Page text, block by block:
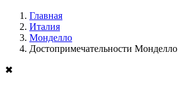
Главная
Италия
Монделло
Достопримечательности Монделло
✖